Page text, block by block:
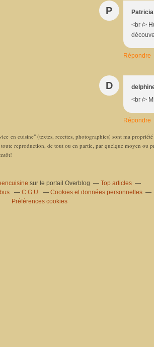
P
Patricia
<br />
Répondre
D
<br />
Répondre
en cuisine" (textes, recettes, photographies) sont ma
reproduction, de tout ou en partie, par quelque moyen ou
sur le portail Overblog
Top articles
C.G.U.
Cookies et données personnelles
Préférences cookies